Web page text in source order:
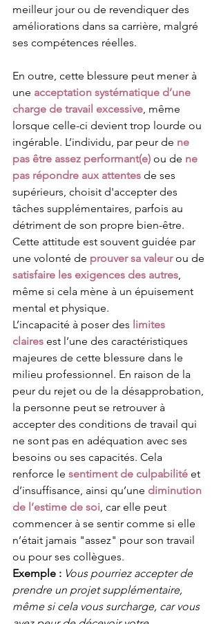
meilleur jour ou de revendiquer des
améliorations dans sa carrière, malgré
ses compétences réelles.
En outre, cette blessure peut mener à
une acceptation systématique d’une
charge de travail excessive , même
lorsque celle-ci devient trop lourde ou
ingérable. L’individu, par peur de ne
pas être assez performant(e) ou de ne
pas répondre aux attentes de ses
supérieurs, choisit d'accepter des
tâches supplémentaires, parfois au
détriment de son propre bien-être.
Cette attitude est souvent guidée par
une volonté de prouver sa valeur ou de
satisfaire les exigences des autres
même si cela mène à un épuisement
mental et physique.
L’incapacité à poser des limites
claires est l’une des caractéristiques
majeures de cette blessure dans le
milieu professionnel. En raison de la
peur du rejet ou de la désapprobation,
la personne peut se retrouver à
accepter des conditions de travail qui
ne sont pas en adéquation avec ses
besoins ou ses capacités. Cela
renforce le sentiment de culpabilité et
d’insuffisance, ainsi qu’une diminution
de l’estime de soi , car elle peut
commencer à se sentir comme si elle
n’était jamais "assez" pour son travail
ou pour ses collègues.
Exemple : Vous pourriez accepter de
prendre un projet supplémentaire,
même si cela vous surcharge, car vous